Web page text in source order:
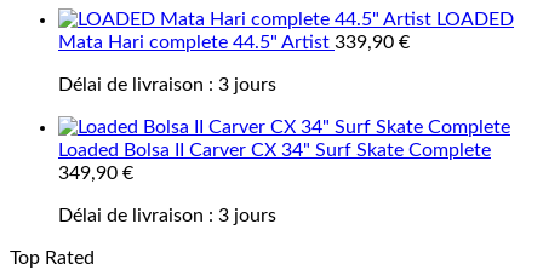
LOADED
Mata Hari complete 44.5" Artist 339,90 €
Délai de livraison : 3 jours
Loaded Bolsa II Carver CX 34" Surf Skate Complete
349,90 €
Délai de livraison : 3 jours
Top Rated